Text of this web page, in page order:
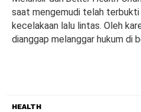
saat mengemudi telah terbukti
kecelakaan lalu lintas. Oleh
dianggap melanggar hukum di
HEALTH